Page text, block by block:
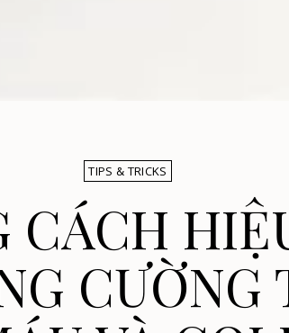
TIPS & TRICKS
CÁCH
CƯỜNG